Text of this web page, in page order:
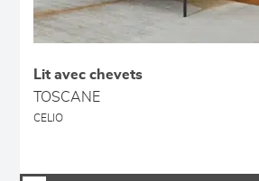
Lit avec chevets
TOSCANE
CELIO